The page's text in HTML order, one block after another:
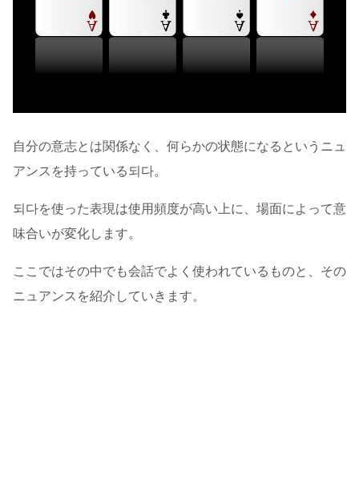
自分の意志とは関係なく、何らかの状態になるというニュ
アンスを持っている되다。
되다を使った表現は使用頻度が高い上に、場面によって意
味合いが変化します。
ここではその中でも会話でよく使われているものと、その
ニュアンスを紹介していきます。